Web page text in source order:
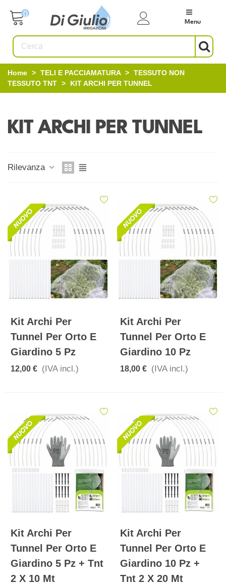
0
Menu
Home > TELI E PACCIAMATURA > TESSUTO NON
TESSUTO TNT > KIT ARCHI PER TUNNEL
KIT ARCHI PER TUNNEL
Rilevanza
Kit Archi Per
Tunnel Per Orto E
Giardino 5 Pz
12,00 € (IVA incl.)
Kit Archi Per
Tunnel Per Orto E
Giardino 10 Pz
18,00 € (IVA incl.)
Kit Archi Per
Tunnel Per Orto E
Giardino 5 Pz + Tnt
2 X 10 Mt
Kit Archi Per
Tunnel Per Orto E
Giardino 10 Pz +
Tnt 2 X 20 Mt